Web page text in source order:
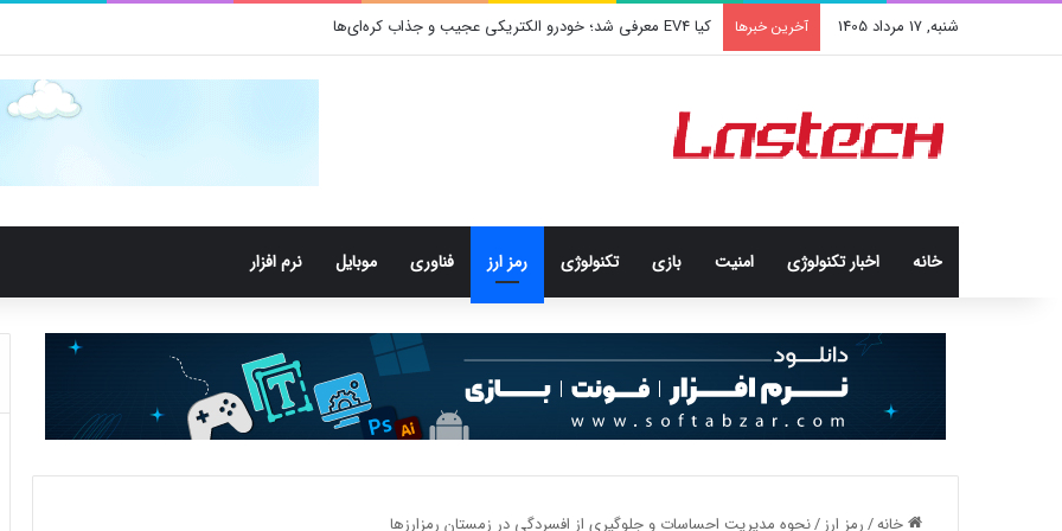
شنبه, 17 مرداد 1405 آخرین خبرها کشف جدید دانشمندان: برخی باکتری‌های دهان می‌توانند خطر ابتلا به آلزایمر را افزایش دهند
خانه اخبار تکنولوژی امنيت بازی تکنولوژی رمز ارز فناوری موبایل نرم افزار
خانه/رمز ارز/نحوه مدیریت احساسات و جلوگیری از افسردگی در زمستان رمزارزها